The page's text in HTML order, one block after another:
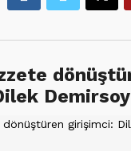
Demirsoy